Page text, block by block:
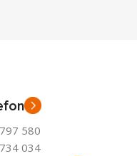
580
034